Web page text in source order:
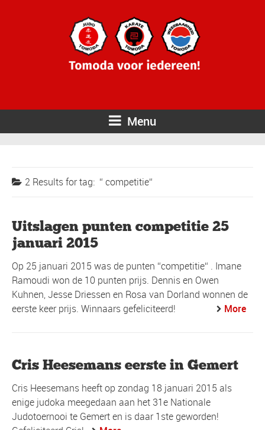
Menu
2 Results fortag: competitie
Uitslagen punten competitie 25
januari 2015
Op 25 januari 2015 was de punten competitie . Imane
Ramoudi won de 10 punten prijs. Dennis en Owen
Kuhnen, Jesse Driessen en Rosa van Dorland wonnen de
eerste keer prijs. Winnaars gefeliciteerd!
More
Cris Heesemans eerste in Gemert
Cris Heesemans heeft op zondag 18 januari 2015 als
enige judoka meegedaan aan het 31e Nationale
Judotoernooi te Gemert en is daar 1ste geworden!